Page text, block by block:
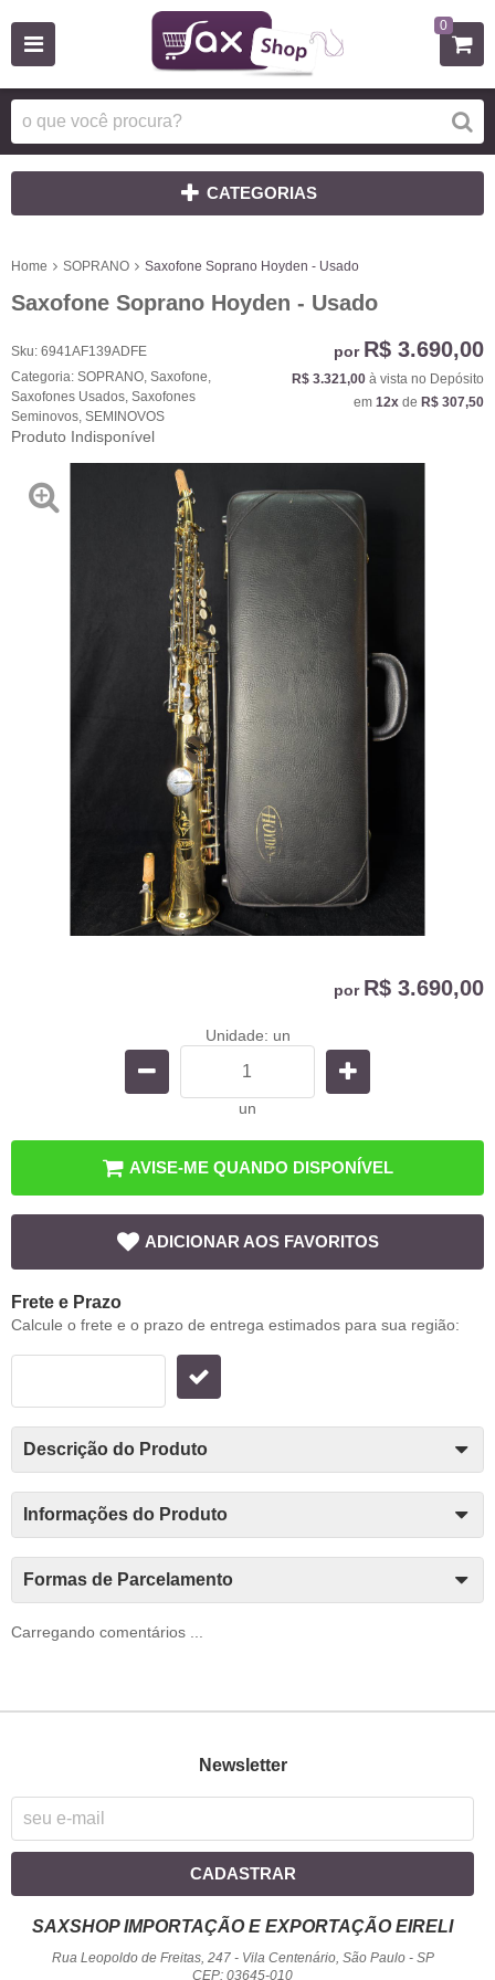
0
CATEGORIAS
Home SOPRANO Saxofone Soprano Hoyden - Usado
Saxofone Soprano Hoyden - Usado
Sku: 6941AF139ADFE
Categoria: SOPRANO Saxofone
Saxofones Usados Saxofones
Seminovos SEMINOVOS
Produto Indisponível
por R$ 3.690,00
R$ 3.321,00 à vista no Depósito
em 12x de R$ 307,50
por R$ 3.690,00
Unidade: un
un
AVISE-ME QUANDO DISPONÍVEL
ADICIONAR AOS FAVORITOS
Frete e Prazo
Calcule o frete e o prazo de entrega estimados para sua região:
Descrição do Produto
Informações do Produto
Formas de Parcelamento
Carregando comentários ...
Newsletter
CADASTRAR
SAXSHOP IMPORTAÇÃO E EXPORTAÇÃO EIRELI
Rua Leopoldo de Freitas, 247- Vila Centenário, São Paulo- SP
CEP: 03645-010